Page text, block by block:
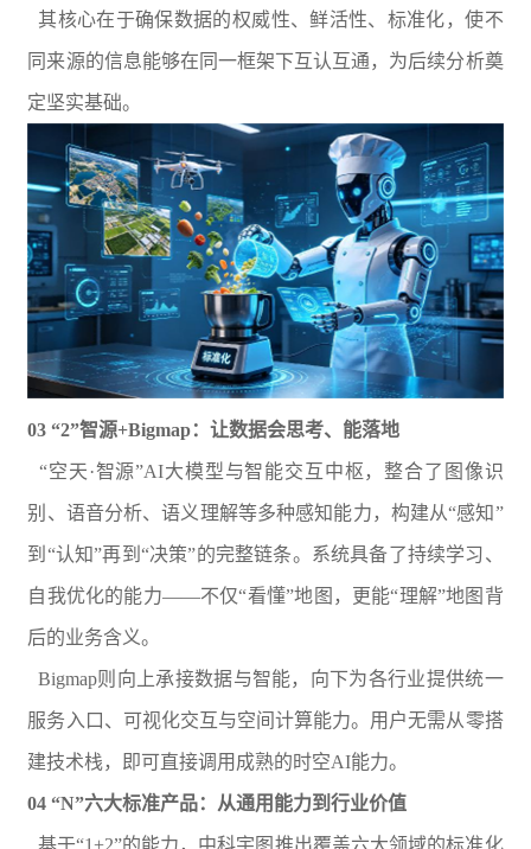
其核心在于确保数据的权威性、鲜活性、标准化，使不
同来源的信息能够在同一框架下互认互通，为后续分析奠
定坚实基础。
03 “2”智源+Bigmap：让数据会思考、能落地
“空天·智源”AI大模型与智能交互中枢，整合了图像识
别、语音分析、语义理解等多种感知能力，构建从“感知”
到“认知”再到“决策”的完整链条。系统具备了持续学习、
自我优化的能力——不仅“看懂”地图，更能“理解”地图背
后的业务含义。
Bigmap则向上承接数据与智能，向下为各行业提供统一
服务入口、可视化交互与空间计算能力。用户无需从零搭
建技术栈，即可直接调用成熟的时空AI能力。
04 “N”六大标准产品：从通用能力到行业价值
基于“1+2”的能力，中科宇图推出覆盖六大领域的标准化